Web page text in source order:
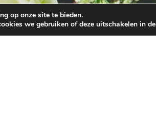
op onze site te bieden.
we gebruiken of deze uitschakelen in de